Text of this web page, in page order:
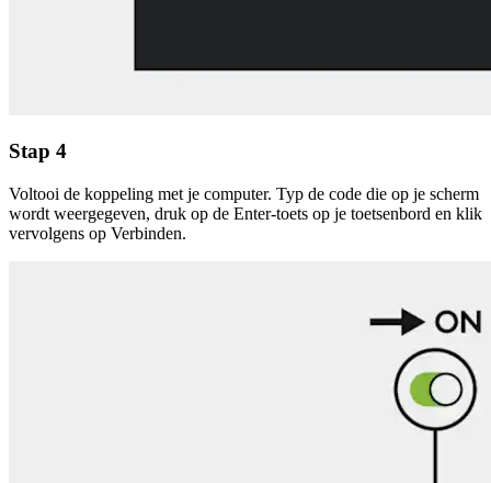
Stap 4
Voltooi de koppeling met je computer. Typ de code die op je scherm
wordt weergegeven, druk op de Enter-toets op je toetsenbord en klik
vervolgens op Verbinden.